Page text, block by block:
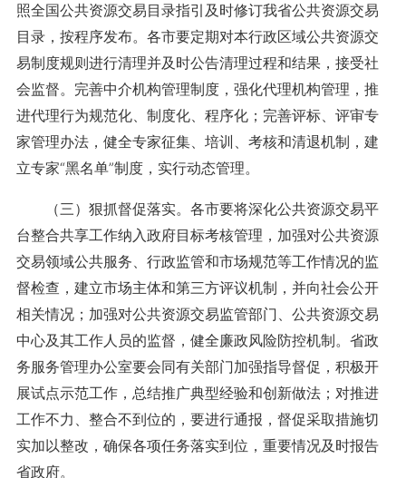
照全国公共资源交易目录指引及时修订我省公共资源交易
目录，按程序发布。各市要定期对本行政区域公共资源交
易制度规则进行清理并及时公告清理过程和结果，接受社
会监督。完善中介机构管理制度，强化代理机构管理，推
进代理行为规范化、制度化、程序化；完善评标、评审专
家管理办法，健全专家征集、培训、考核和清退机制，建
立专家“黑名单”制度，实行动态管理。
（三）狠抓督促落实。各市要将深化公共资源交易平
台整合共享工作纳入政府目标考核管理，加强对公共资源
交易领域公共服务、行政监管和市场规范等工作情况的监
督检查，建立市场主体和第三方评议机制，并向社会公开
相关情况；加强对公共资源交易监管部门、公共资源交易
中心及其工作人员的监督，健全廉政风险防控机制。省政
务服务管理办公室要会同有关部门加强指导督促，积极开
展试点示范工作，总结推广典型经验和创新做法；对推进
工作不力、整合不到位的，要进行通报，督促采取措施切
实加以整改，确保各项任务落实到位，重要情况及时报告
省政府。